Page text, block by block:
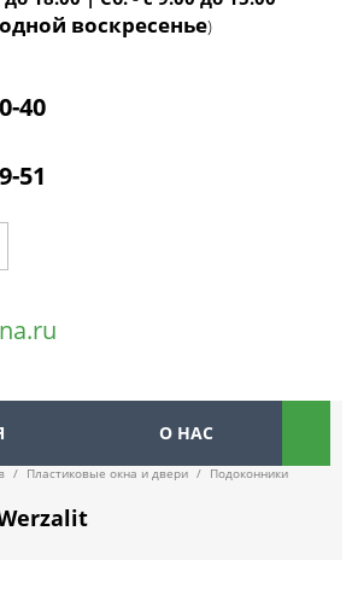
воскресенье)
40
51
О НАС
/ Пластиковые окна и двери /
Подоконники